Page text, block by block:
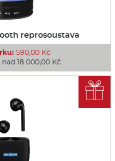
reprosoustava
590,00 Kč
18 000,00 Kč
